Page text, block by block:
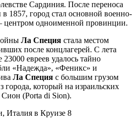
Сардиния. После переноса
1857, город стал основной военно-
центром одноименной провинции.
Ла Специя стала местом
после концлагерей. С лета
евреев удалось тайно
«Надежда», «Феникс» и
Ла Специя с большим грузом
который на израильских
Сион (Porta di Sion).